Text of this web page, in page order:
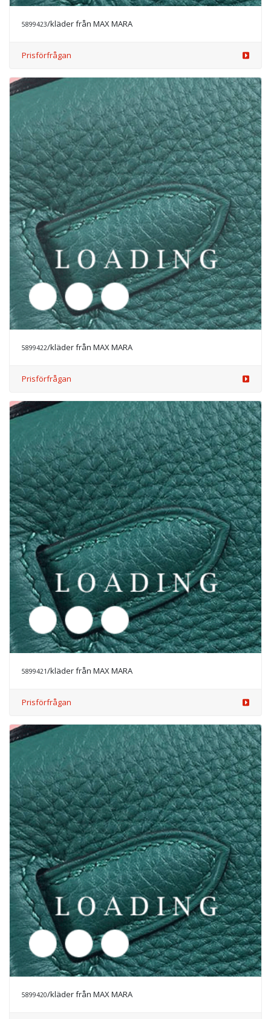
Prisförfrågan
5900240/kläder från MAX MARA
Prisförfrågan
5899423/kläder från MAX MARA
Prisförfrågan